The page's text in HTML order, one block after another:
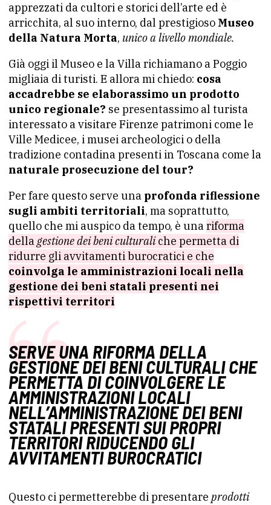
apprezzati da cultori e storici dell’arte ed è
arricchita, al suo interno, dal prestigioso Museo
della Natura Morta, unico a livello mondiale.
Già oggi il Museo e la Villa richiamano a Poggio
migliaia di turisti. E allora mi chiedo: cosa
accadrebbe se elaborassimo un prodotto
unico regionale? se presentassimo al turista
interessato a visitare Firenze patrimoni come le
Ville Medicee, i musei archeologici o della
tradizione contadina presenti in Toscana come la
naturale prosecuzione del tour?
Per fare questo serve una profonda riflessione
sugli ambiti territoriali, ma soprattutto,
quello che mi auspico da tempo, è unariforma
dellagestione dei beni culturaliche permetta di
ridurre gli avvitamenti burocratici e che
coinvolga le amministrazioni locali nella
gestione dei beni statali presenti nei
rispettivi territori
SERVE UNA RIFORMA DELLA
GESTIONE DEI BENI CULTURALI CHE
PERMETTA DI COINVOLGERE LE
AMMINISTRAZIONI LOCALI
NELL’AMMINISTRAZIONE DEI BENI
STATALI PRESENTI SUI PROPRI
TERRITORI RIDUCENDO GLI
AVVITAMENTI BUROCRATICI
Questo ci permetterebbe di presentare prodotti